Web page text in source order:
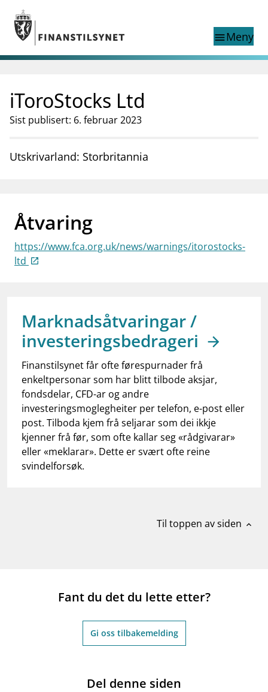
Gå til hovedinnhold
Gå til søkesiden
menuMeny
nettstedet
English
English
English home page
Tilsyn
Finanstilsynets registre
businessOm Finanstilsynet
mail_outlineKontakt oss
notifications_noneAbonner på nyhetsvarsel
iToroStocks Ltd
Sist publisert: 6. februar 2023
Utskrivarland: Storbritannia
Åtvaring
https://www.fca.org.uk/news/warnings/itorostocks-
ltd
Marknadsåtvaringar /
investeringsbedrageri
Finanstilsynet får ofte førespurnader frå
enkeltpersonar som har blitt tilbode aksjar,
fondsdelar, CFD-ar og andre
investeringsmoglegheiter per telefon, e-post eller
post. Tilboda kjem frå seljarar som dei ikkje
kjenner frå før, som ofte kallar seg «rådgivarar»
eller «meklarar». Dette er svært ofte reine
svindelforsøk.
Til toppen av siden expand_less
Fant du det du lette etter?
Gi oss tilbakemelding
Del denne siden